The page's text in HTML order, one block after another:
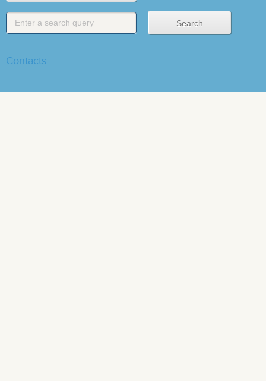
Contacts